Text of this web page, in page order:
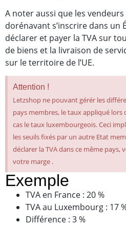
A noter aussi que les
dorénavant s’inscrire dans un
déclarer et payer la TVA sur
de biens et la livraison de
sur le territoire de l’UE.
Attention !
Letzshop ne pouvant gérér les
pays membres, le taux appliqué lors
cas le taux luxembourgeois. Ceci
les seuils fixés par un autre Etat
déclarer la TVA dans ce même pays,
votre marge .
Exemple
TVA en France : 20 %
TVA au Luxembourg : 17
Différence : 3 %